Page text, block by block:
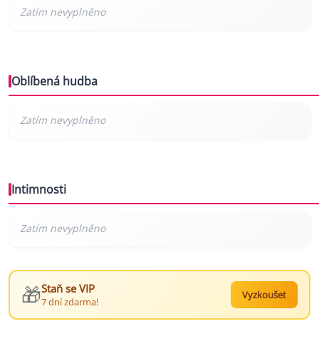
Oblíbená hudba
Intimnosti
🎁Staň se VIP
7 dní zdarma!
Vyzkoušet